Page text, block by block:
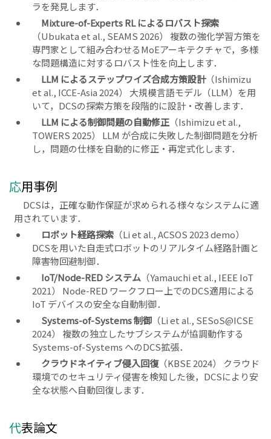
ラを発見します．
Mixture-of-Experts RL によるロバスト探索
（Ubukata et al., SEAMS 2026） 複数の強化学習方策を
専門家として組み合わせるMoEアーキテクチャで，多様
な問題構造に対するロバスト性を向上します．
LLM によるステップワイズ合成方策設計（Ishimizu
et al., ICCE-Asia 2024） 大規模言語モデル（LLM）を用
いて，DCSの探索方策を段階的に設計・改善します．
LLM による制御問題の自動修正（Ishimizu et al.,
TOWERS 2025） LLM が合成に失敗した制御問題を分析
し，問題の仕様を自動的に修正・再定式化します．
応用事例
DCSは，正確な動作保証が求められる様々なシステムに適
用されています．
ロボット経路探索（Li et al., ACSOS 2023 demo）
DCSを用いた自走式ロボットのリアルタイム経路計画と
障害物回避制御．
IoT/Node-RED システム（Yamauchi et al., IEEE IoT
2021） Node-RED ワークフロー上でのDCS適用による
IoT デバイスの安全な自動制御．
Systems-of-Systems 制御（Li et al., SESoS@ICSE
2024） 複数の独立したサブシステムが協調動作する
Systems-of-Systems へのDCS拡張．
クラウドネイティブ侵入回復（KBSE 2024） クラウド
環境でのセキュリティ侵害を検知した後，DCSにより安
全な状態へ自動回復します．
代表論文